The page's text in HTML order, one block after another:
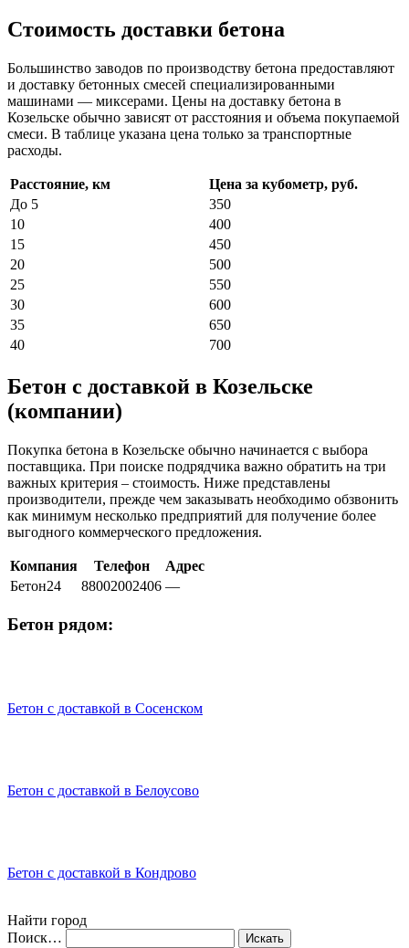
Стоимость доставки бетона
Большинство заводов по производству бетона предоставляют
и доставку бетонных смесей специализированными
машинами — миксерами. Цены на доставку бетона в
Козельске обычно зависят от расстояния и объема покупаемой
смеси. В таблице указана цена только за транспортные
расходы.
Расстояние, км
Цена за кубометр, руб.
До 5
350
10
400
15
450
20
500
25
550
30
600
35
650
40
700
Бетон с доставкой в Козельске
(компании)
Покупка бетона в Козельске обычно начинается с выбора
поставщика. При поиске подрядчика важно обратить на три
важных критерия – стоимость. Ниже представлены
производители, прежде чем заказывать необходимо обзвонить
как минимум несколько предприятий для получение более
выгодного коммерческого предложения.
Компания Телефон
Адрес
Бетон24
88002002406 —
Бетон рядом:
Бетон с доставкой в Сосенском
Бетон с доставкой в Белоусово
Бетон с доставкой в Кондрово
Найти город
Поиск…